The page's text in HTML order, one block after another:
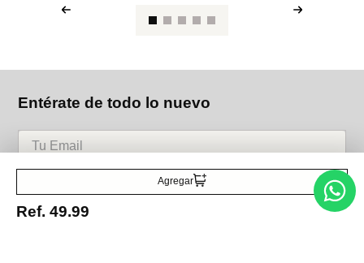
Agregar
Ref. 49.99
Entérate de todo lo nuevo
Acepto la política de tratamiento de datos personales Suscribirse